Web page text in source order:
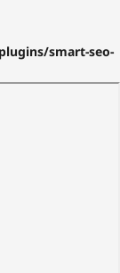
smart-seo-